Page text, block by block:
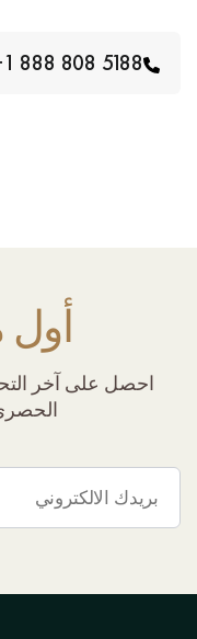
888 808 5188
احصل على آخر